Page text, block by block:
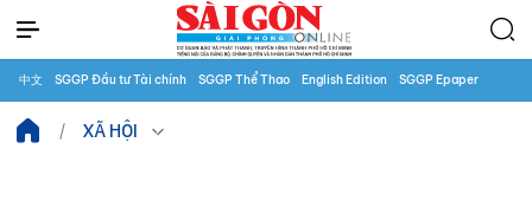
中文 SGGP Đầu tư Tài chính SGGP Thể Thao English Edition SGGP Epaper
XÃ HỘI